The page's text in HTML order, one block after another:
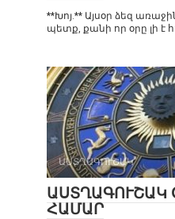
**Խոյ.** Այսօր ձեզ
պետք, քանի որ օրը լի է
ԱՍՏՂԱԳՈՒՇԱԿ
ԱՍՏՂԱԳՈՒՇԱԿ
ՀԱՄԱՐ